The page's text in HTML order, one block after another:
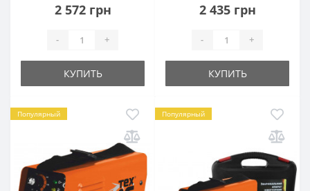
2 572 грн
- +
КУПИТЬ
2 435 грн
- +
КУПИТЬ
Популярный Популярный